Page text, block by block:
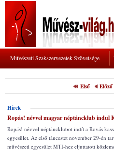
Művészeti Szakszervezetek Szövetsége
Első Előző
Hírek
Ropás! névvel magyar néptáncklub indul
Ropás! névvel néptáncklubot indít a Rovás
egyesület. Az első táncestet november 29-én
művészeti egyesület MTI-hez eljuttatott